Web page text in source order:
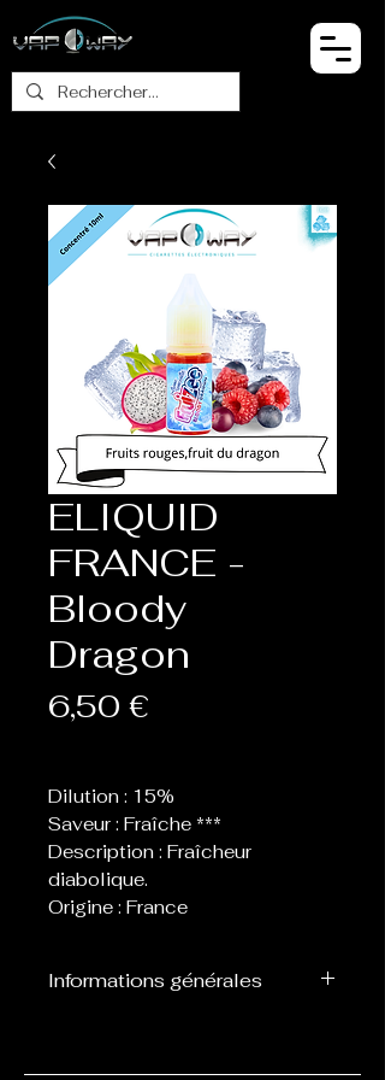
ELIQUID
FRANCE -
Bloody
Dragon
6,50 €
Dilution : 15%
Saveur : Fraîche ***
Description : Fraîcheur
diabolique.
Origine : France
Informations générales